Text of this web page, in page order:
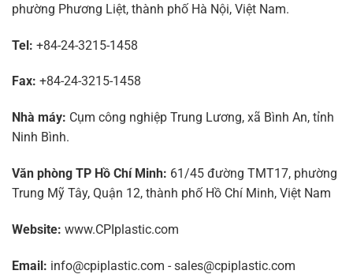
phường Phương Liệt, thành phố Hà Nội, Việt Nam.
Tel: +84-24-3215-1458
Fax: +84-24-3215-1458
Nhà máy: Cụm công nghiệp Trung Lương, xã Bình An, tỉnh
Ninh Bình.
Văn phòng TP Hồ Chí Minh: 61/45 đường TMT17, phường
Trung Mỹ Tây, Quận 12, thành phố Hồ Chí Minh, Việt Nam
Website: www.CPIplastic.com
Email: info@cpiplastic.com - sales@cpiplastic.com